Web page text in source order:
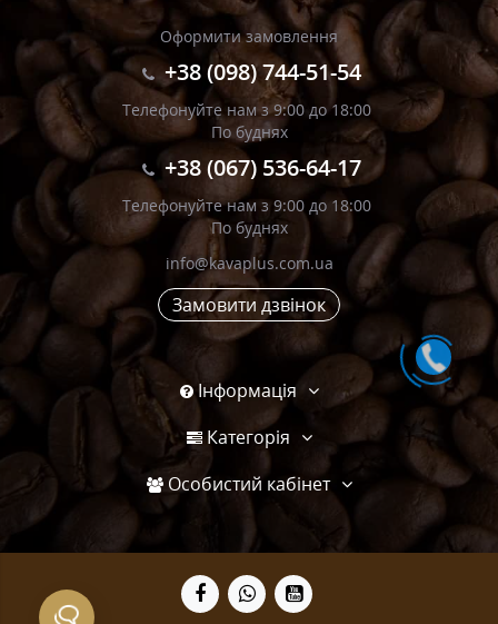
Оформити замовлення
+38 (098) 744-51-54
Телефонуйте нам з 9:00 до 18:00
По буднях
+38 (067) 536-64-17
Телефонуйте нам з 9:00 до 18:00
По буднях
info@kavaplus.com.ua
Замовити дзвінок
Інформація
Категорія
Особистий кабінет